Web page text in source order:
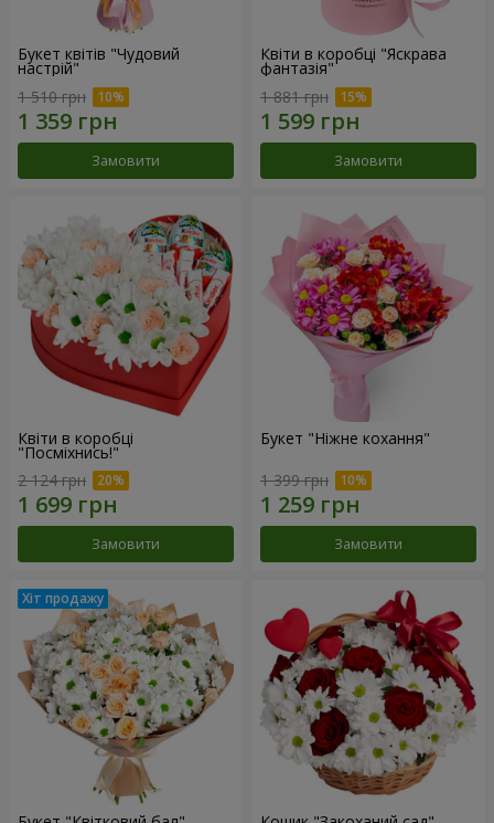
Букет квітів "Чудовий
настрій"
1 510 грн
Замовити
Квіти в коробці "Яскрава
фантазія"
1 881 грн
Замовити
Квіти в коробці
"Посміхнись!"
2 124 грн
Замовити
Букет "Ніжне кохання"
1 399 грн
Замовити